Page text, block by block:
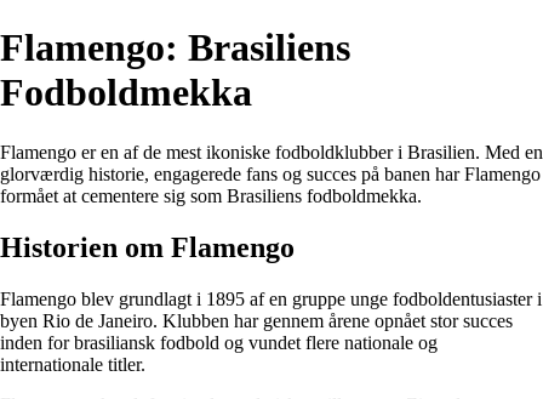
Flamengo: Brasiliens
Fodboldmekka
Flamengo er en af ​​de mest ikoniske fodboldklubber i Brasilien. Med en
glorværdig historie, engagerede fans og succes på banen har Flamengo
formået at cementere sig som Brasiliens fodboldmekka.
Historien om Flamengo
Flamengo blev grundlagt i 1895 af en gruppe unge fodboldentusiaster i
byen Rio de Janeiro. Klubben har gennem årene opnået stor succes
inden for brasiliansk fodbold og vundet flere nationale og
internationale titler.